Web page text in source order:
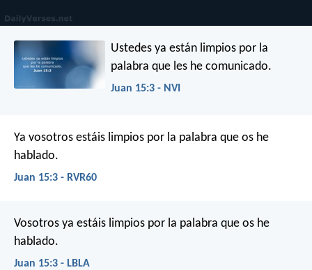
Ustedes ya están limpios por la
palabra que les he comunicado.
Juan 15:3 - NVI
Ya vosotros estáis limpios por la palabra que os he
hablado.
Juan 15:3 - RVR60
Vosotros ya estáis limpios por la palabra que os he
hablado.
Juan 15:3 - LBLA